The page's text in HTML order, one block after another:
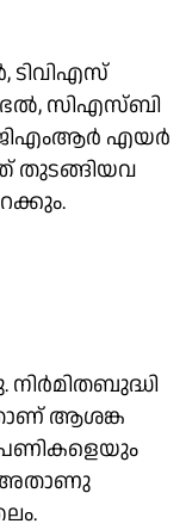
ടിവിഎസ്
ഭെൽ, സിഎസ്ബി
എയർ
തുടങ്ങിയവ
ആശങ്ക
അതാണു